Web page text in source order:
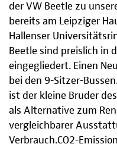
der VW Beetle zu
bereits am Leipziger
Hallenser
Beetle sind preislich in
eingegliedert. Einen
bei den 9-Sitzer-
ist der kleine Bruder
als Alternative zum
vergleichbarer
Verbrauch.CO2-